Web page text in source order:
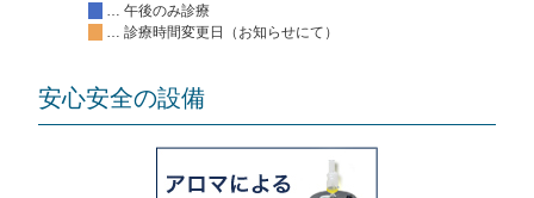
… 午後のみ診療
… 診療時間変更日（お知らせにて）
安心安全の設備